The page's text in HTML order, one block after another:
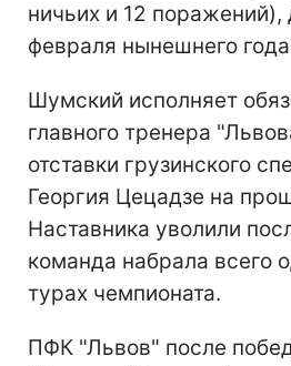
ничьих и 12
февраля нынешнего
Шумский исполняет
главного тренера
отставки грузинского
Георгия Цецадзе на
Наставника уволили
команда набрала всего
турах чемпионата.
ПФК "Львов" после